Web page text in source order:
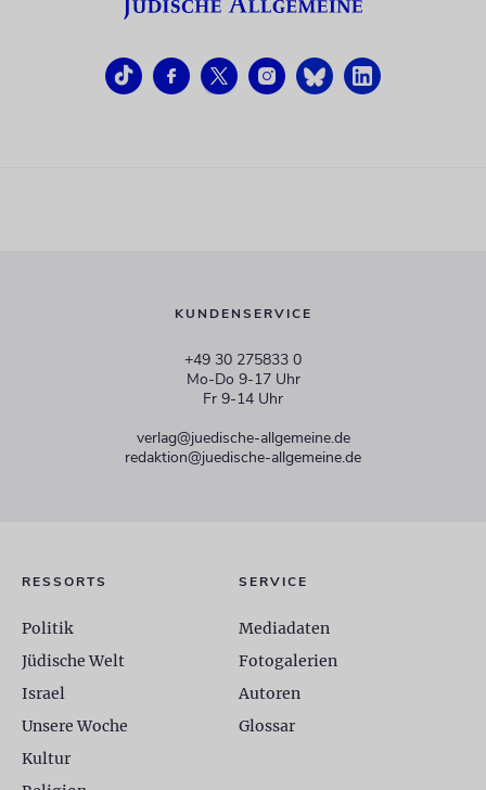
KUNDENSERVICE
+49 30 275833 0
Mo-Do 9-17 Uhr
Fr 9-14 Uhr
verlag@juedische-allgemeine.de
redaktion@juedische-allgemeine.de
RESSORTS
Politik
Jüdische Welt
Israel
Unsere Woche
Kultur
SERVICE
Mediadaten
Fotogalerien
Autoren
Glossar